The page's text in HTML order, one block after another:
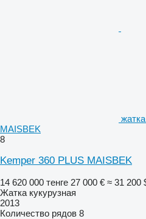
MAISBEK
8
Kemper 360 PLUS MAISBEK
14 620 000 тенге 27 000 € ≈ 31 200
Жатка кукурузная
2013
Количество рядов 8